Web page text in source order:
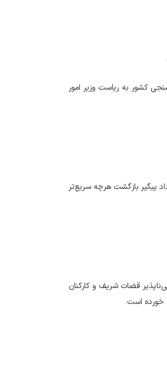
کشور به ریاست وزیر امور
پیگیر بازگشت هرچه سریع‌تر
قضات شریف و کارکنان
خورده است.